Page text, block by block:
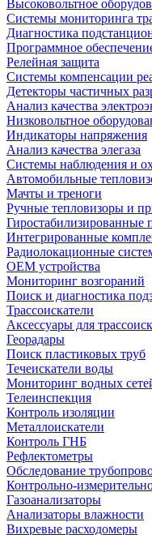
Высоковольтное
Системы мониторинга
Диагностика
Программное
Релейная защита
Системы компенсации
Детекторы частичных
Анализ качества
Низковольтное
Индикаторы напряжения
Анализ качества элегаза
Системы наблюдения и
Автомобильные
Мачты и треноги
Ручные тепловизоры и
Гиростабилизированные
Интегрированные
Радиолокационные
OEM устройства
Мониторинг возгораний
Поиск и диагностика
Трассоискатели
Аксессуары для
Георадары
Поиск пластиковых труб
Течеискатели воды
Мониторинг водных
Телеинспекция
Контроль изоляции
Металлоискатели
Контроль ГНБ
Рефлектометры
Обследование
Контрольно-
Газоанализаторы
Анализаторы влажности
Вихревые расходомеры